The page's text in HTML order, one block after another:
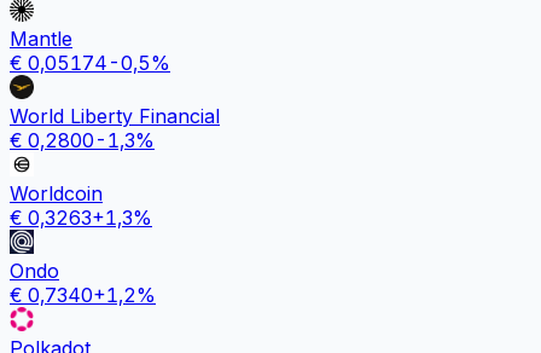
Mantle
€ 0,05174 -0,5%
World Liberty Financial
€ 0,2800 -1,3%
Worldcoin
€ 0,3263+1,3%
Ondo
€ 0,7340+1,2%